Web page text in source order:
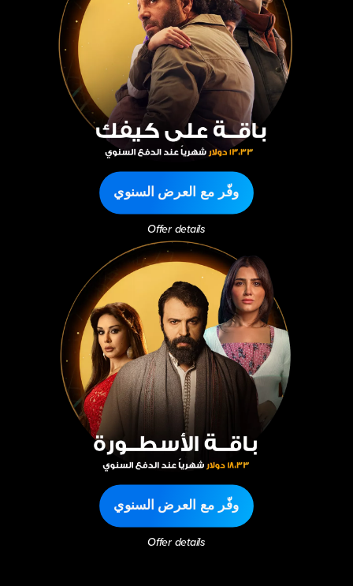
وفّر مع العرض السنوي
Offer details
وفّر مع العرض السنوي
Offer details